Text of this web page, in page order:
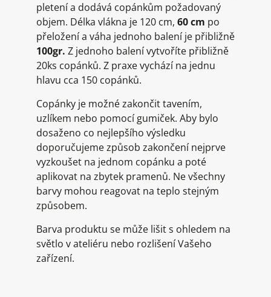
pletení a dodává copánkům požadovaný
objem. Délka vlákna je 120 cm, 60 cm po
přeložení a váha jednoho balení je přibližně
100gr. Z jednoho balení vytvoříte přibližně
20ks copánků. Z praxe vychází na jednu
hlavu cca 150 copánků.
Copánky je možné zakončit tavením,
uzlíkem nebo pomocí gumiček. Aby bylo
dosaženo co nejlepšího výsledku
doporučujeme způsob zakončení nejprve
vyzkoušet na jednom copánku a poté
aplikovat na zbytek pramenů. Ne všechny
barvy mohou reagovat na teplo stejným
způsobem.
Barva produktu se může lišit s ohledem na
světlo v ateliéru nebo rozlišení Vašeho
zařízení.